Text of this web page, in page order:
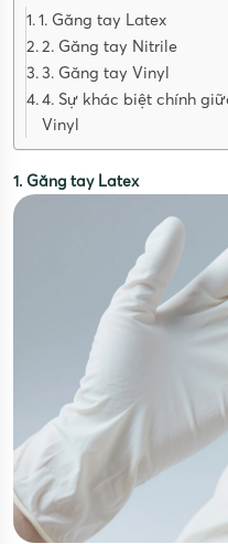
1. Găng tay Latex
2. Găng tay Nitrile
3. Găng tay Vinyl
4. Sự khác biệt chính
Vinyl
1. Găng tay Latex